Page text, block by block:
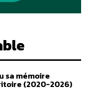
sa mémoire
(2020-2026)